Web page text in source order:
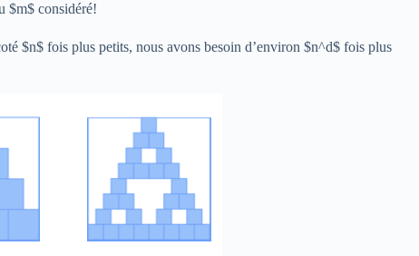
$m$ considéré!
$n$ fois plus petits, nous avons besoin d’environ $n^d$ fois plus